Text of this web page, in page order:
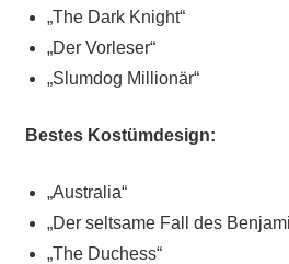
„The Dark Knight“
„Der Vorleser“
„Slumdog Millionär“
Bestes Kostümdesign:
„Australia“
„Der seltsame Fall des
„The Duchess“